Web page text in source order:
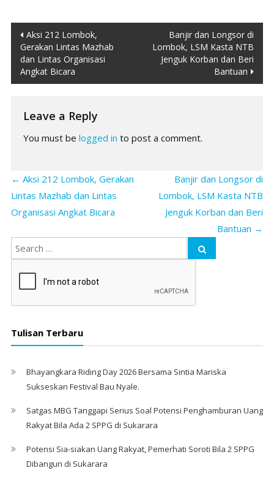
Post
navigation
Aksi 212 Lombok,
Gerakan Lintas Mazhab
dan Lintas Organisasi
Angkat Bicara
Banjir dan Longsor di
Lombok, LSM Kasta NTB
Jenguk Korban dan Beri
Bantuan
Leave a Reply
You must be logged in to post a comment.
← Aksi 212 Lombok, Gerakan
Lintas Mazhab dan Lintas
Organisasi Angkat Bicara
Banjir dan Longsor di
Lombok, LSM Kasta NTB
Jenguk Korban dan Beri
Bantuan →
Tulisan Terbaru
Bhayangkara Riding Day 2026 Bersama Sintia Mariska
Sukseskan Festival Bau Nyale. ‎
Satgas MBG Tanggapi Serius Soal Potensi Penghamburan Uang
Rakyat Bila Ada 2 SPPG di Sukarara
Potensi Sia-siakan Uang Rakyat, Pemerhati Soroti Bila 2 SPPG
Dibangun di Sukarara